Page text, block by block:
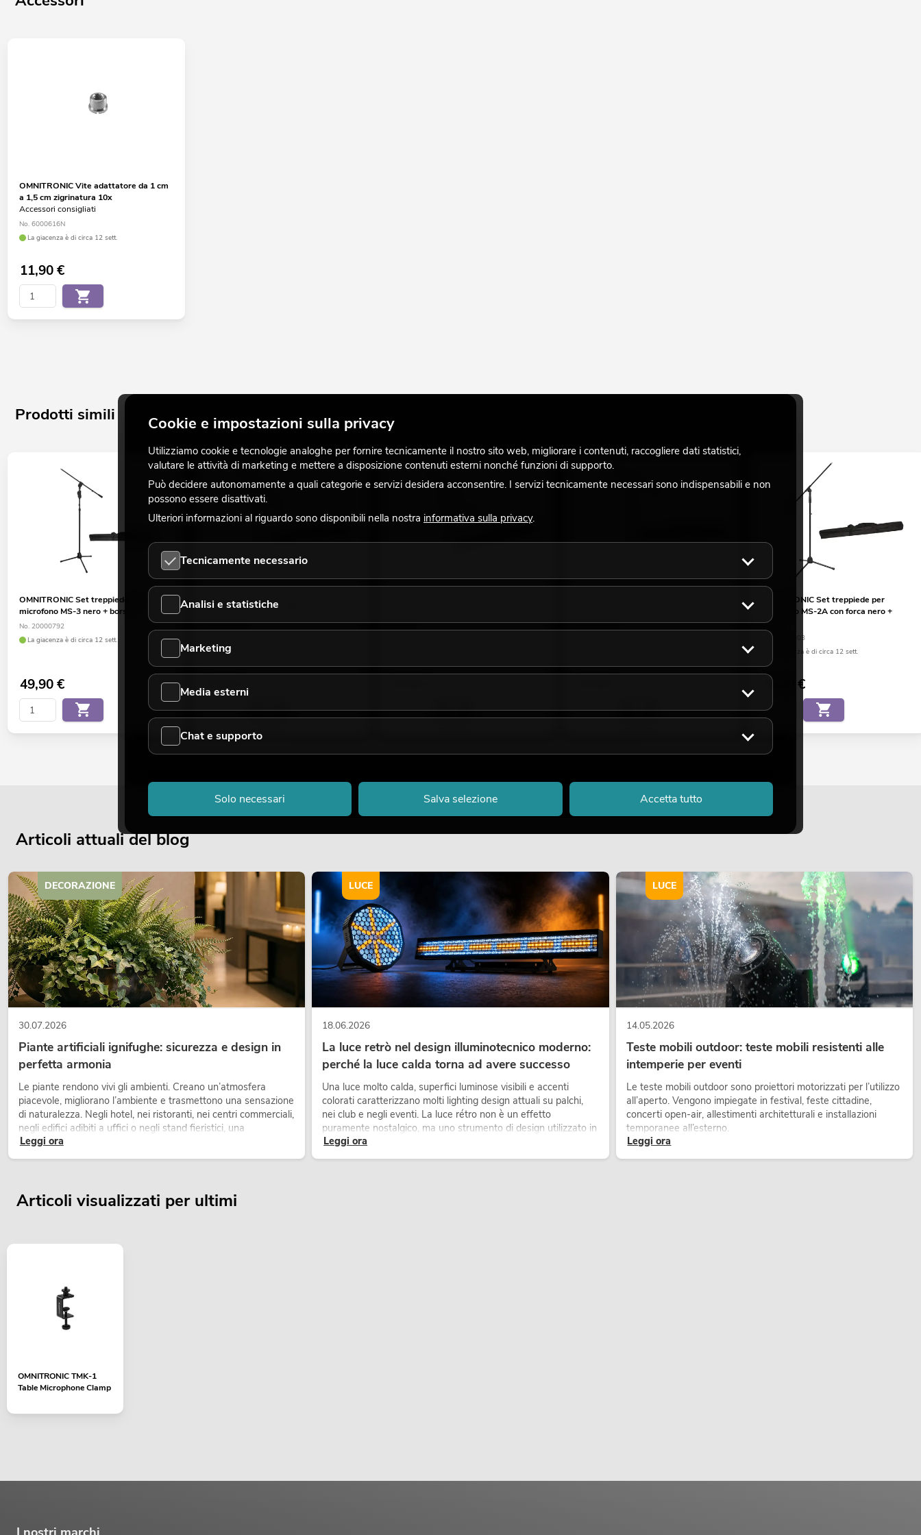
OMNITRONIC Vite adattatore da 1 cm
a 1,5 cm zigrinatura 10x
Accessori consigliati
No. 6000616N
La giacenza è di circa 12 sett.
11,90€
Prodotti simili
OMNITRONIC Set treppiede per
microfono MS-3 nero + borsa
No. 20000792
La giacenza è di circa 12 sett.
49,90€
OMNITRONIC Set treppiede per
microfono con forca PRO nero + borsa
No. 20000793
49,90 €
borsa
No. 20000802
OMNITRONIC Set treppiede per
microfono MS-2A con forca nero +
borsa
No. 20000803
La giacenza è di circa 12 sett.
29,90 €
Articoli attuali del blog
30.07.2026
Piante artificiali ignifughe: sicurezza e design in
perfetta armonia
Le piante rendono vivi gli ambienti. Creano un’atmosfera
piacevole, migliorano l’ambiente e trasmettono una sensazione
di naturalezza. Negli hotel, nei ristoranti, nei centri commerciali,
negli edifici adibiti a uffici o negli stand fieristici, una
vegetazione di alta qualità è ormai parte integrante dei
moderni progetti di arredamento.
Leggi ora
DECORAZIONE
18.06.2026
La luce retrò nel design illuminotecnico moderno:
perché la luce calda torna ad avere successo
Una luce molto calda, superfici luminose visibili e accenti
colorati caratterizzano molti lighting design attuali su palchi,
nei club e negli eventi. La luce rétro non è un effetto
puramente nostalgico, ma uno strumento di design utilizzato in
modo consapevole: crea atmosfera, dona carattere alle scene
e può rendere più emozionali i setup LED tecnici.
Leggi ora
LUCE
14.05.2026
Teste mobili outdoor: teste mobili resistenti alle
intemperie per eventi
Le teste mobili outdoor sono proiettori motorizzati per l’utilizzo
all’aperto. Vengono impiegate in festival, feste cittadine,
concerti open-air, allestimenti architetturali e installazioni
temporanee all’esterno.
Leggi ora
LUCE
Articoli visualizzati per ultimi
OMNITRONIC TMK-1
Table Microphone Clamp
Cookie e impostazioni sulla privacy
Utilizziamo cookie e tecnologie analoghe per fornire tecnicamente il nostro sito web, migliorare i contenuti, raccogliere dati statistici,
valutare le attività di marketing e mettere a disposizione contenuti esterni nonché funzioni di supporto.
Può decidere autonomamente a quali categorie e servizi desidera acconsentire. I servizi tecnicamente necessari sono indispensabili e non
possono essere disattivati.
Ulteriori informazioni al riguardo sono disponibili nella nostra informativa sulla privacy.
Tecnicamente necessario
Analisi e statistiche
Marketing
Media esterni
Chat e supporto
Solo necessari Salva selezione Accetta tutto